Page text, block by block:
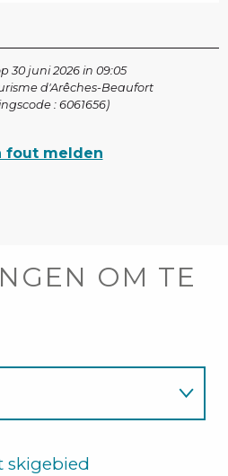
30 juni 2026 in 09:05
d'Arêches-Beaufort
: 6061656)
fout melden
OM TE
skigebied